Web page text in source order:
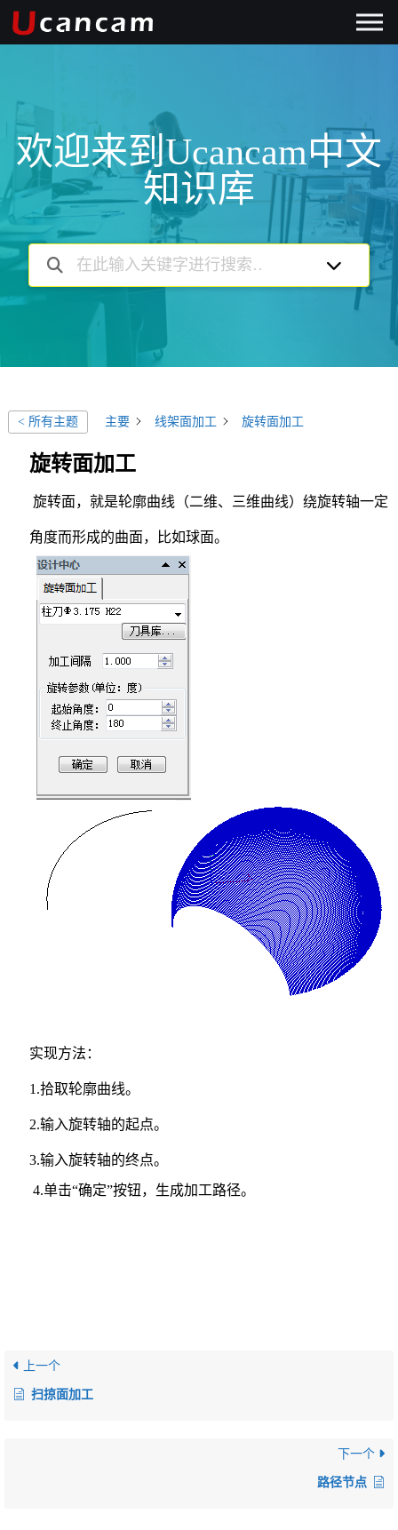
欢迎来到Ucancam中文
知识库
< 所有主题 主要 线架面加工 旋转面加工
旋转面加工
旋转面，就是轮廓曲线（二维、三维曲线）绕旋转轴一定
角度而形成的曲面，比如球面。
实现方法：
1.拾取轮廓曲线。
2.输入旋转轴的起点。
3.输入旋转轴的终点。
4.单击“确定”按钮，生成加工路径。
上一个
扫掠面加工
下一个
路径节点